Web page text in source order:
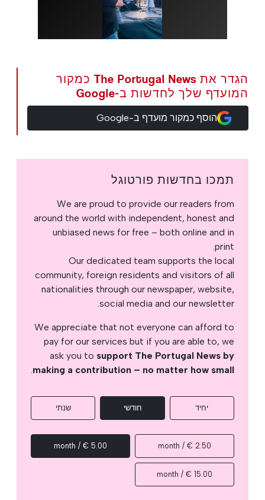
הגדר את The Portugal News כמקור
המועדף שלך לחדשות ב-Google
הוסף כמקור מועדף ב-Google
תמכו בחדשות פורטוגל
We are proud to provide our readers from
around the world with independent, honest and
unbiased news for free – both online and in
print.
Our dedicated team supports the local
community, foreign residents and visitors of all
nationalities through our newspaper, website,
social media and our newsletter.
We appreciate that not everyone can afford to
pay for our services but if you are able to, we
ask you to support The Portugal News by
making a contribution – no matter how small
.
יחיד חודשי שנתי
2.50 € / month
5.00 € / month
15.00 € / month